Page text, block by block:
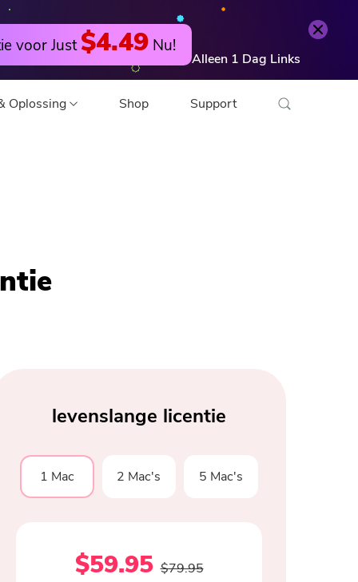
voor Just$4.49 Nu!
Alleen 1 Dag Links
Oplossing Shop Support
levenslange licentie
1 Mac 2 Mac's 5 Mac's
$59.95 $79.95